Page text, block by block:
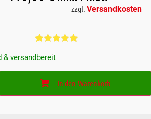
zzgl. Versandkosten
5.00von 5,
Kundenbewertung
versandbereit
In den Warenkorb